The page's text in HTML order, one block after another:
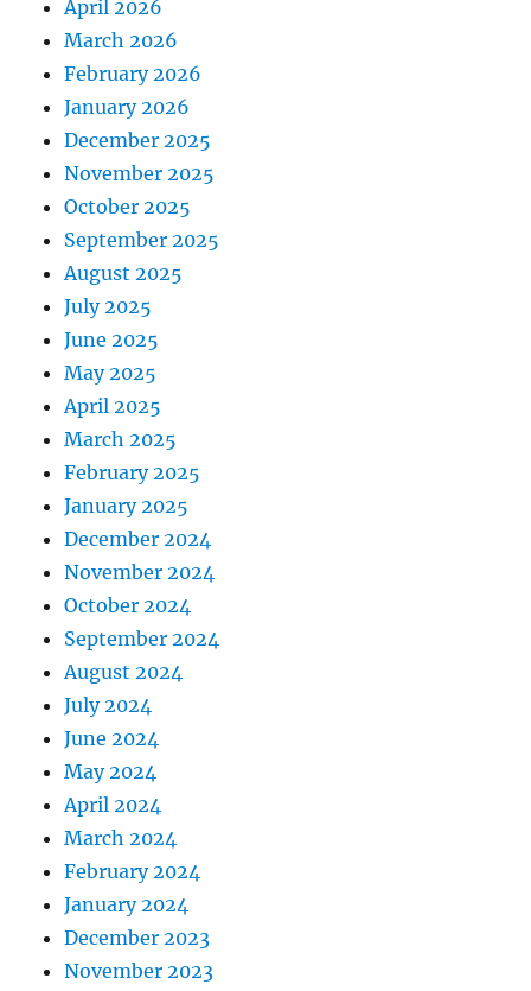
April 2026
March 2026
February 2026
January 2026
December 2025
November 2025
October 2025
September 2025
August 2025
July 2025
June 2025
May 2025
April 2025
March 2025
February 2025
January 2025
December 2024
November 2024
October 2024
September 2024
August 2024
July 2024
June 2024
May 2024
April 2024
March 2024
February 2024
January 2024
December 2023
November 2023